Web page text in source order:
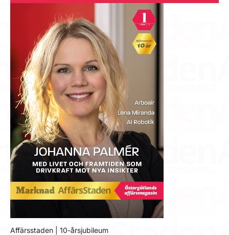
Affärsstaden | 10-årsjubileum